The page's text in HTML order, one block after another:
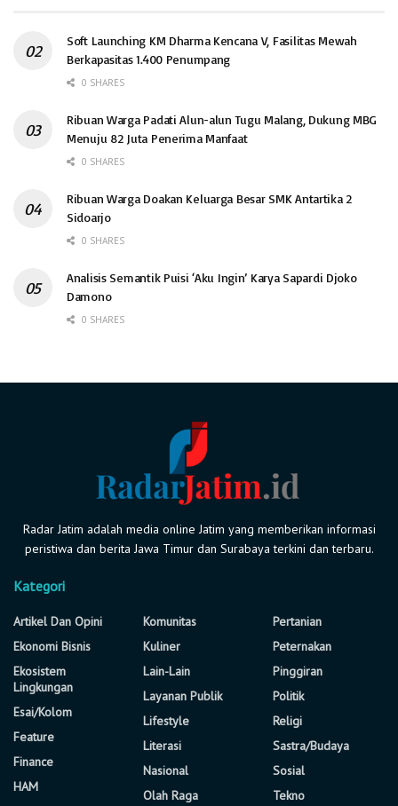
Soft Launching KM Dharma Kencana V, Fasilitas Mewah
Berkapasitas 1.400 Penumpang
0 SHARES
Ribuan Warga Padati Alun-alun Tugu Malang, Dukung MBG
Menuju 82 Juta Penerima Manfaat
0 SHARES
Ribuan Warga Doakan Keluarga Besar SMK Antartika 2
Sidoarjo
0 SHARES
Analisis Semantik Puisi ‘Aku Ingin’ Karya Sapardi Djoko
Damono
0 SHARES
Radar Jatim adalah media online Jatim yang memberikan informasi
peristiwa dan berita Jawa Timur dan Surabaya terkini dan terbaru.
Kategori
Artikel Dan Opini
Ekonomi Bisnis
Ekosistem
Lingkungan
Esai/Kolom
Feature
Finance
HAM
Komunitas
Kuliner
Lain-Lain
Layanan Publik
Lifestyle
Literasi
Nasional
Olah Raga
Pertanian
Peternakan
Pinggiran
Politik
Religi
Sastra/Budaya
Sosial
Tekno